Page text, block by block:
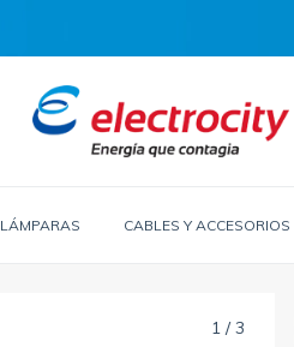
LÁMPARAS CABLES Y ACCESORIOS
1/3